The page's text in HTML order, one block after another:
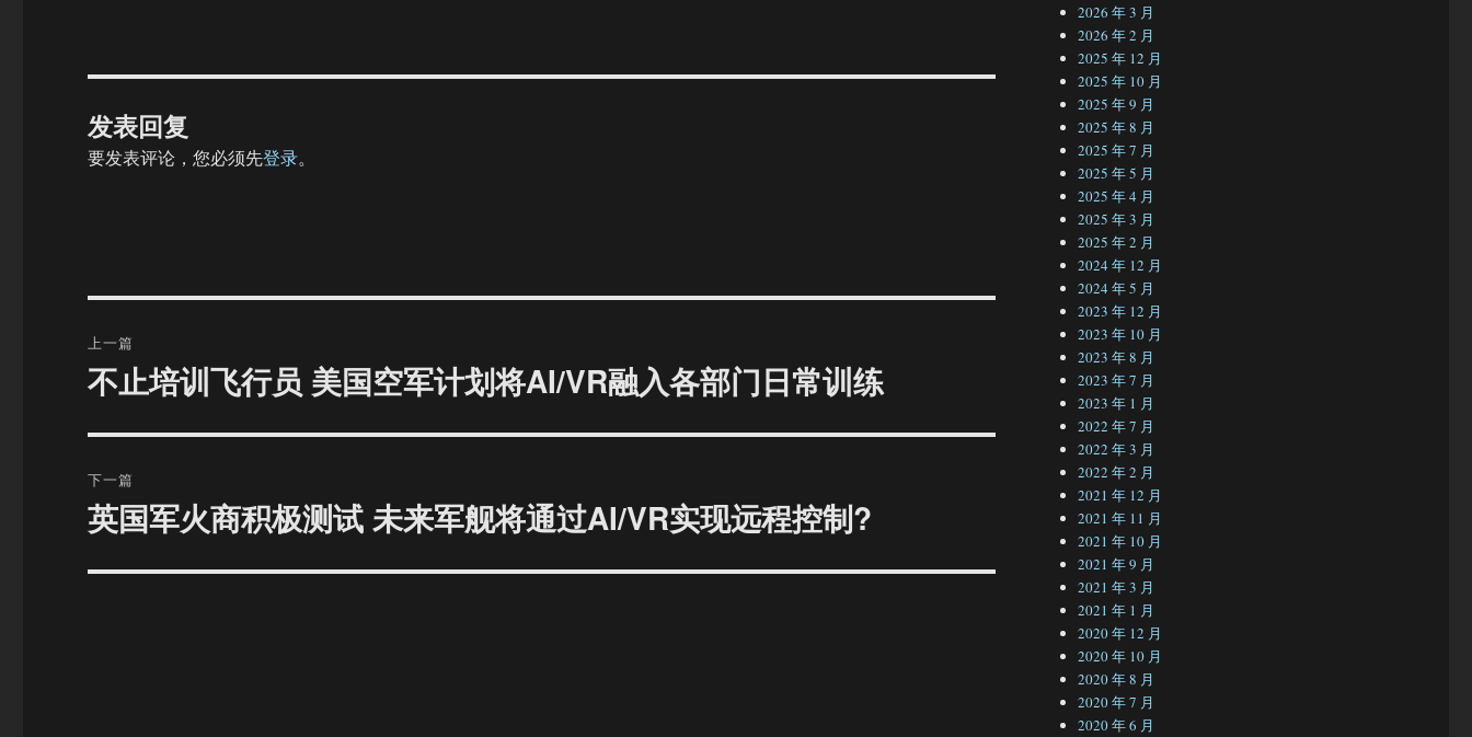
发表回复
要发表评论，您必须先登录。
章
上一篇
上
文
不止培训飞行员 美国空军计划将AI/VR融入各部门日常训练
下一篇
下
篇
文
英国军火商积极测试 未来军舰将通过AI/VR实现远程控制?
2026 年 3 月
2026 年 2 月
2025 年 12 月
2025 年 10 月
2025 年 9 月
2025 年 8 月
2025 年 7 月
2025 年 5 月
2025 年 4 月
2025 年 3 月
2025 年 2 月
2024 年 12 月
2024 年 5 月
2023 年 12 月
2023 年 10 月
2023 年 8 月
2023 年 7 月
2023 年 1 月
2022 年 7 月
2022 年 3 月
2022 年 2 月
2021 年 12 月
2021 年 11 月
2021 年 10 月
2021 年 9 月
2021 年 3 月
2021 年 1 月
2020 年 12 月
2020 年 10 月
2020 年 8 月
2020 年 7 月
2020 年 6 月